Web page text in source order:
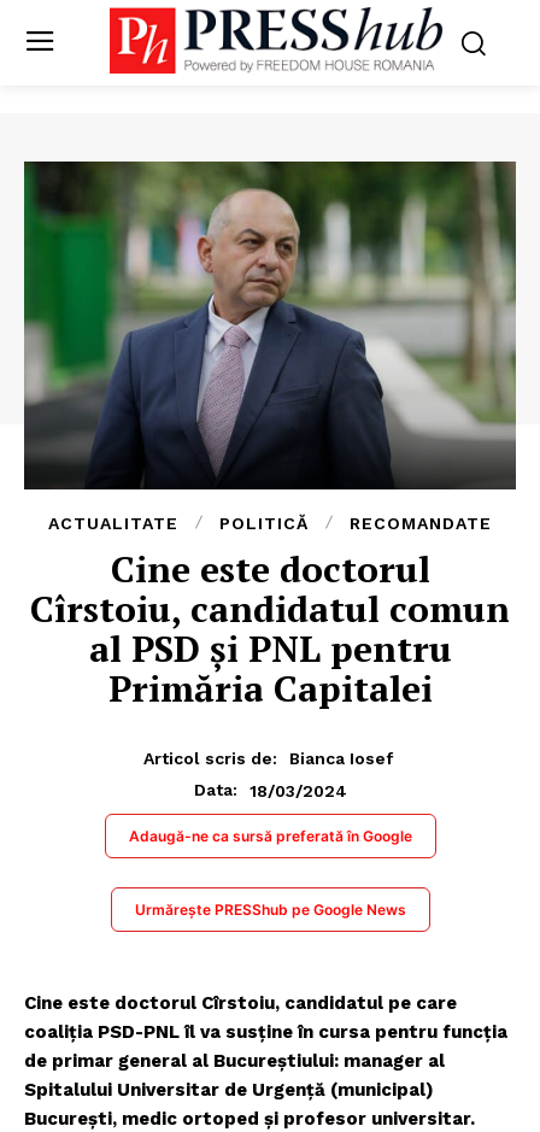
ACTUALITATE POLITICĂ RECOMANDATE
Cine este doctorul
Cîrstoiu, candidatul comun
al PSD și PNL pentru
Primăria Capitalei
Articol scris de:
Bianca Iosef
Data:
18/03/2024
Adaugă-ne ca sursă preferată în Google
Urmărește PRESShub pe Google News
Cine este doctorul Cîrstoiu, candidatul pe care
coaliția PSD-PNL îl va susține în cursa pentru funcția
de primar general al Bucureștiului: manager al
Spitalului Universitar de Urgență (municipal)
București, medic ortoped și profesor universitar.